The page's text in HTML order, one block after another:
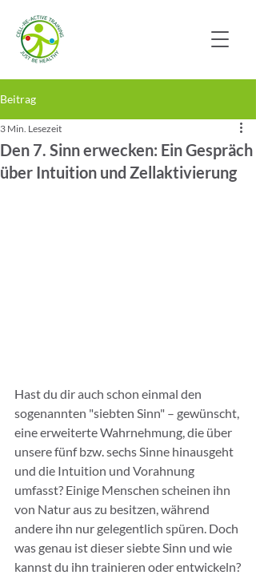
Beitrag
Den 7. Sinn erwecken: Ein Gespräch
über Intuition und Zellaktivierung
3 Min. Lesezeit
Hast du dir auch schon einmal den
sogenannten "siebten Sinn" – gewünscht,
eine erweiterte Wahrnehmung, die über
unsere fünf bzw. sechs Sinne hinausgeht
und die Intuition und Vorahnung
umfasst? Einige Menschen scheinen ihn
von Natur aus zu besitzen, während
andere ihn nur gelegentlich spüren. Doch
was genau ist dieser siebte Sinn und wie
kannst du ihn trainieren oder entwickeln?